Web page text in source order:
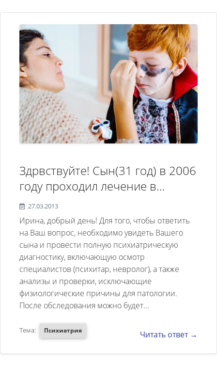
работала. В настоящее время
дочь проходит лечение, приступ
начался в начале сентября.
Лечение проводится
амбулаторно нейролептиками и
нормотимиками. Возможно ли у
Вас, провести обследование с
целью уточнения диагноза и
подбору поддерживающей
терапии. Можно ли это сделать
сейчас, когда уже идёт лечение.
Здрвствуйте! Сын(31 год) в 2006
году проходил лечение в
психиатрической клинике с
диагнозом:шизоаффективное
расстройство депрессивного
типа.После этого на
амбулаторном лечении и
наблюдении в диспансере.На
данный момент трудности
засыпания ,только с
нейролептиками и в последнее
время приходится все больше
повышать дозу. При этом при
27.03.2013
Ирина, добрый день! Для того, чтобы ответить
на Ваш вопрос, необходимо увидеть Вашего
сына и провести полную психиатрическую
диагностику, включающую осмотр
специалистов (психитар, невролог), а также
анализы и проверки, исключающие
физиологические причины для патологии.
После обследования можно будет...
Тема: Психиатрия Читать ответ →